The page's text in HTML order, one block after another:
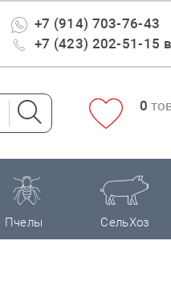
+7 (914) 703-76-43
+7 (423) 202-51-15
0
Пчелы СельХоз